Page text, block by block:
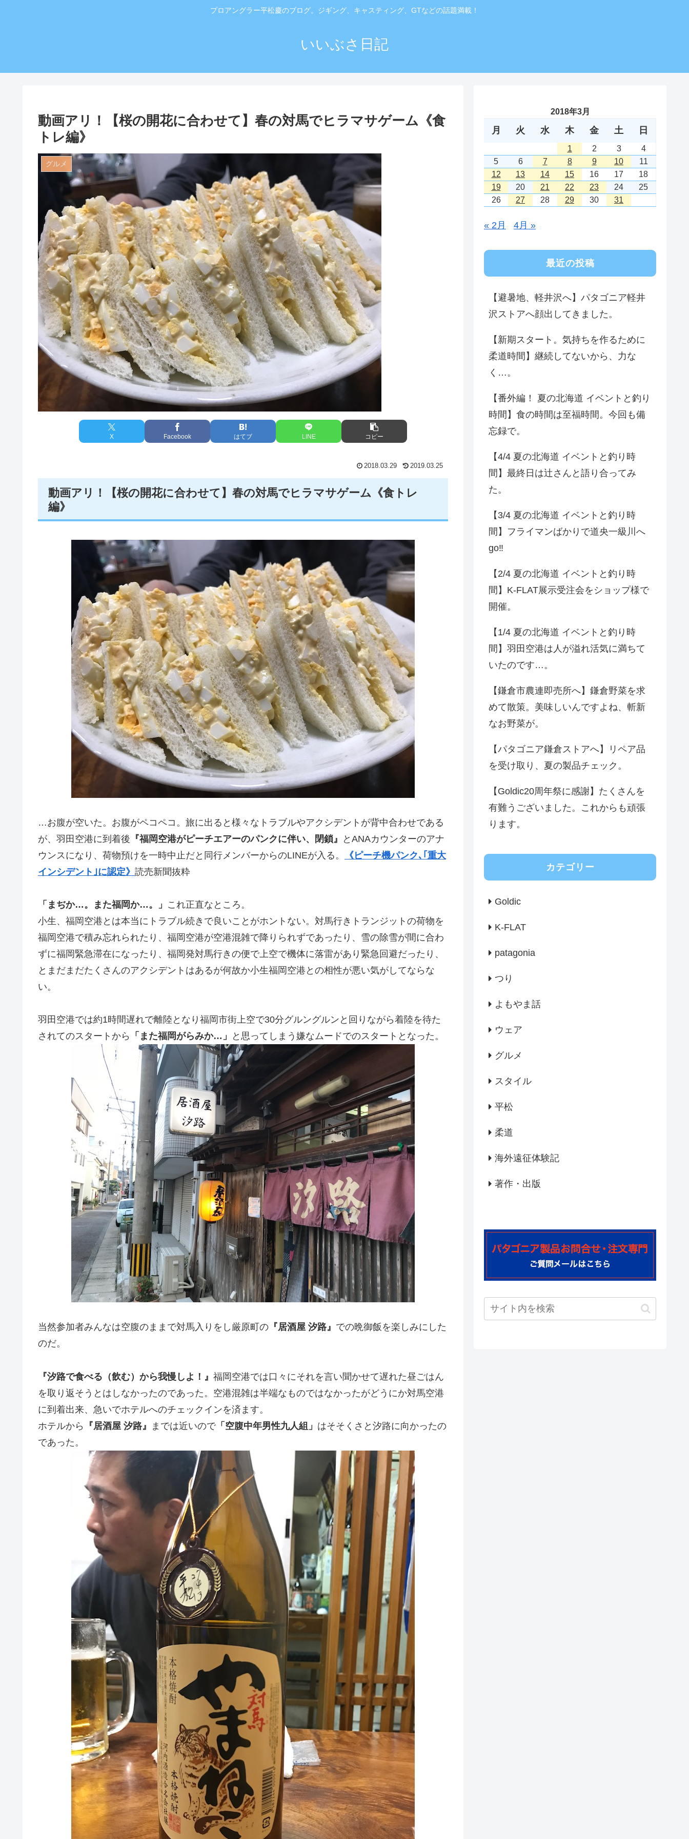
プロアングラー平松慶のブログ。ジギング、キャスティング、GTなどの話題満載！
いいぶさ日記
動画アリ！【桜の開花に合わせて】春の対馬でヒラマサゲーム《食
トレ編》
グルメ
X Facebook はてブ LINE コピー
2018.03.29 2019.03.25
動画アリ！【桜の開花に合わせて】春の対馬でヒラマサゲーム《食トレ
編》
…お腹が空いた。お腹がペコペコ。旅に出ると様々なトラブルやアクシデントが背中合わせである
が、羽田空港に到着後 『福岡空港がピーチエアーのパンクに伴い、閉鎖』
とANAカウンターのアナ
ウンスになり、荷物預けを一時中止だと同行メンバーからのLINEが入る。
《ピーチ機パンク､｢重大
インシデント｣に認定》 読売新聞抜粋
「まぢか…。また福岡か…。」 これ正直なところ。
小生、福岡空港とは本当にトラブル続きで良いことがホントない。対馬行きトランジットの荷物を
福岡空港で積み忘れられたり、福岡空港が空港混雑で降りられずであったり、雪の除雪が間に合わ
ずに福岡緊急滞在になったり、福岡発対馬行きの便で上空で機体に落雷があり緊急回避だったり、
とまだまだたくさんのアクシデントはあるが何故か小生福岡空港との相性が悪い気がしてならな
い。
羽田空港では約1時間遅れで離陸となり福岡市街上空で30分グルングルンと回りながら着陸を待た
されてのスタートから
「また福岡がらみか…」 と思ってしまう嫌なムードでのスタートとなった。
当然参加者みんなは空腹のままで対馬入りをし厳原町の 『居酒屋 汐路』 での晩御飯を楽しみにした
のだ。
『汐路で食べる（飲む）から我慢しよ！』 福岡空港では口々にそれを言い聞かせて遅れた昼ごはん
を取り返そうとはしなかったのであった。空港混雑は半端なものではなかったがどうにか対馬空港
に到着出来、急いでホテルへのチェックインを済ます。
ホテルから
『居酒屋 汐路』 までは近いので「空腹中年男性九人組」 はそそくさと汐路に向かったの
であった。
2018年3月
月 火 水 木 金 土 日
1 2 3
4
5
6 7 8 9 10
11
12
13 14 15 16 17
18
19
20 21 22 23 24
25
26
27 28 29 30 31
« 2月 4月 »
最近の投稿
【避暑地、軽井沢へ】パタゴニア軽井
沢ストアへ顔出してきました。
【新期スタート。気持ちを作るために
柔道時間】継続してないから、力な
く…。
【番外編！ 夏の北海道 イベントと釣り
時間】食の時間は至福時間。今回も備
忘録で。
【4/4 夏の北海道 イベントと釣り時
間】最終日は辻さんと語り合ってみ
た。
【3/4 夏の北海道 イベントと釣り時
間】フライマンばかりで道央一級川へ
go‼️
【2/4 夏の北海道 イベントと釣り時
間】K-FLAT展示受注会をショップ様で
開催。
【1/4 夏の北海道 イベントと釣り時
間】羽田空港は人が溢れ活気に満ちて
いたのです…。
【鎌倉市農連即売所へ】鎌倉野菜を求
めて散策。美味しいんですよね、斬新
なお野菜が。
【パタゴニア鎌倉ストアへ】リペア品
を受け取り、夏の製品チェック。
【Goldic20周年祭に感謝】たくさんを
有難うございました。これからも頑張
ります。
カテゴリー
Goldic
K-FLAT
patagonia
つり
よもやま話
ウェア
グルメ
スタイル
平松
柔道
海外遠征体験記
著作・出版